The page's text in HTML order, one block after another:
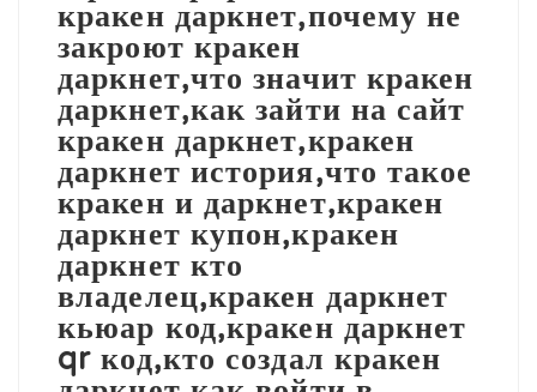
кракен даркнет,почему не
закроют кракен
даркнет,что значит кракен
даркнет,как зайти на сайт
кракен даркнет,кракен
даркнет история,что такое
кракен и даркнет,кракен
даркнет купон,кракен
даркнет кто
владелец,кракен даркнет
кьюар код,кракен даркнет
qr код,кто создал кракен